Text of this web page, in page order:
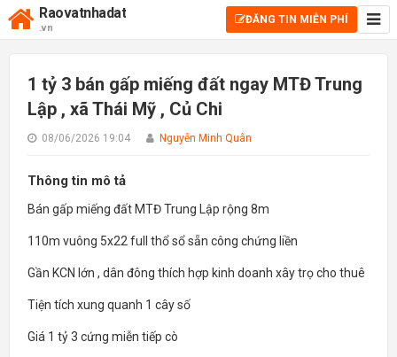
Raovatnhadat
.vn
ĐĂNG TIN MIỄN PHÍ
1 tỷ 3 bán gấp miếng đất ngay MTĐ Trung
Lập , xã Thái Mỹ , Củ Chi
08/06/2026 19:04 Nguyễn Minh Quân
Thông tin mô tả
Bán gấp miếng đất MTĐ Trung Lập rộng 8m
110m vuông 5x22 full thổ sổ sẵn công chứng liền
Gần KCN lớn , dân đông thích hợp kinh doanh xây trọ cho thuê
Tiện tích xung quanh 1 cây số
Giá 1 tỷ 3 cứng miễn tiếp cò